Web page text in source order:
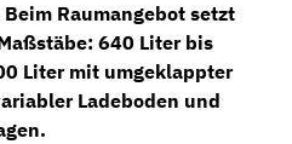
Raumangebot setzt
640 Literbis
Litermit umgeklappter
Ladeboden und